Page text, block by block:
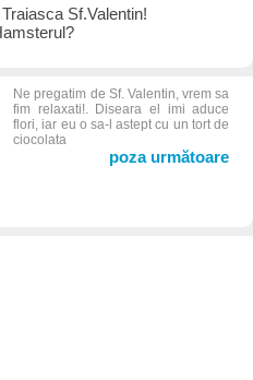
Sf.Valentin!
Ne pregatim de Sf. Valentin, vrem sa
fim relaxati!. Diseara el imi aduce
flori, iar eu o sa-l astept cu un tort de
ciocolata
poza următoare